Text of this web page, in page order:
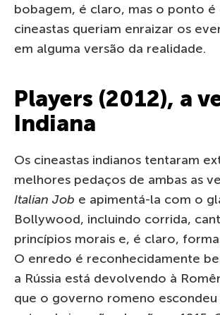
bobagem, é claro, mas o ponto é
cineastas queriam enraizar os
em alguma versão da realidade.
Players (2012), a
Indiana
Os cineastas indianos tentaram
melhores pedaços de ambas as
Italian Job e apimentá-la com o
Bollywood, incluindo corrida,
princípios morais e, é claro,
O enredo é reconhecidamente
a Rússia está devolvendo à
que o governo romeno escondeu